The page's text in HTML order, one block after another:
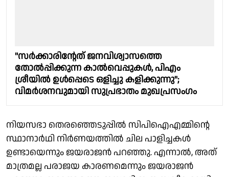
"സർക്കാരിൻ്റേത് ജനവിശ്വാസത്തെ
തോൽപ്പിക്കുന്ന കാൽവെപ്പുകൾ, പിഎം
ശ്രീയിൽ ഉൾപ്പെടെ ഒളിച്ചു കളിക്കുന്നു";
വിമർശനവുമായി സുപ്രഭാതം മുഖപ്രസംഗം
നിയസഭാ തെരഞ്ഞെടുപ്പിൽ സിപിഐഎമ്മിൻ്റെ
സ്ഥാനാർഥി നിർണയത്തിൽ ചില പാളിച്ചകൾ
ഉണ്ടായെന്നും ജയരാജൻ പറഞ്ഞു. എന്നാൽ, അത്
മാത്രമല്ല പരാജയ കാരണമെന്നും ജയരാജൻ